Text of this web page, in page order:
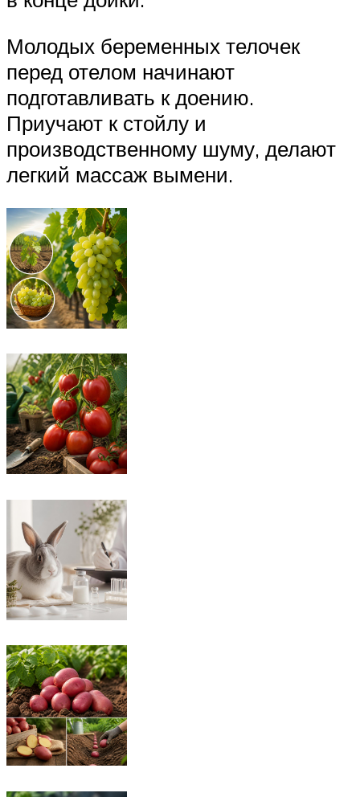
Молодых беременных телочек
перед отелом начинают
подготавливать к доению.
Приучают к стойлу и
производственному шуму, делают
легкий массаж вымени.